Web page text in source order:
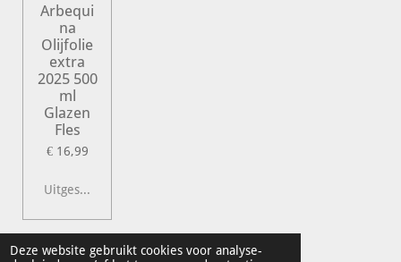
Deze website gebruikt cookies voor analyse-
Arbequi
na
Olijfolie
extra
2025 500
ml
Glazen
Fles
€ 16,99
Uitgeschakeld
© 2022 Vershal de Kunst